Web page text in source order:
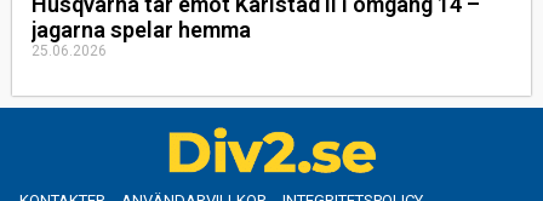
jagarna spelar hemma
25.06.2026